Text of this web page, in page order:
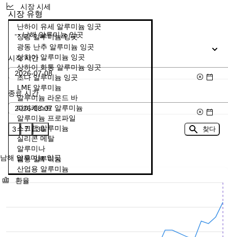
시장 시세
난하이 유세 알루미늄 잉곳
장강 알루미늄 잉곳
광동 난추 알루미늄 잉곳
상하이 알루미늄 잉곳
상하이 화통 알루미늄 잉곳
초다 알루미늄 잉곳
LME 알루미늄
알루미늄 라운드 바
다이캐스트 알루미늄
알루미늄 프로파일
스크랩 알루미늄
실리콘 메탈
알루미나
범용 알루미늄
산업용 알루미늄
환율
시장 유형
-- 남해 알루미늄 잉곳
시작 시간
종료 시간
3 7 30 찾다
남해 알루미늄 잉곳